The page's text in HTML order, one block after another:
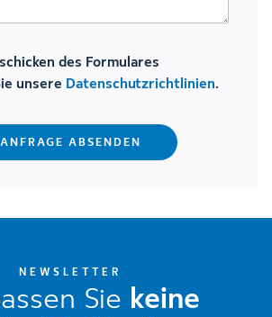
des Formulares
unsere Datenschutzrichtlinien.
NEWSLETTER
Sie keine